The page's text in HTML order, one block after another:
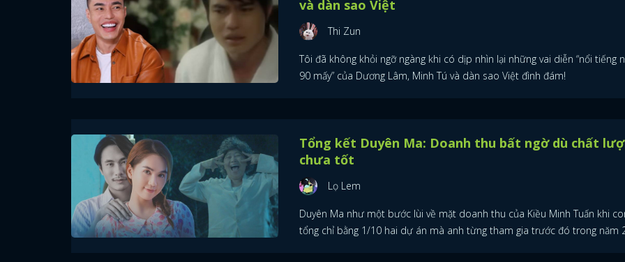
và dàn sao Việt
Thi Zun
Tôi đã không khỏi ngỡ ngàng khi có dịp nhìn lại những vai diễn “nổi tiếng
90 mấy” của Dương Lâm, Minh Tú và dàn sao Việt đình đám!
Tổng kết Duyên Ma: Doanh thu bất ngờ dù chất
chưa tốt
Lọ Lem
Duyên Ma như một bước lùi về mặt doanh thu của Kiều Minh Tuấn khi
tổng chỉ bằng 1/10 hai dự án mà anh từng tham gia trước đó trong năm